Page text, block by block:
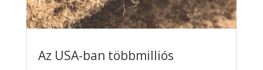
Az USA-ban többmilliós